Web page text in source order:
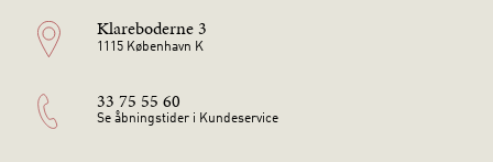
Klareboderne 3
1115 København K
33 75 55 60
Se åbningstider i Kundeservice